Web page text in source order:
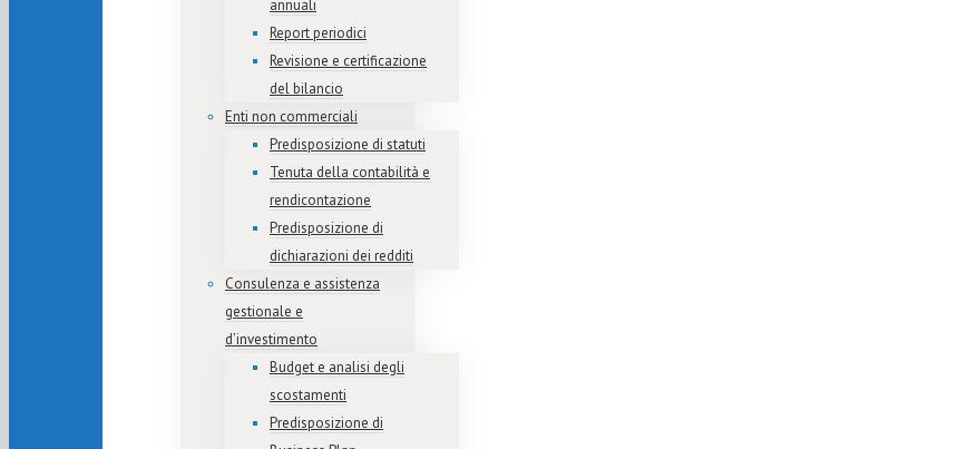
annuali
Report periodici
Revisione e certificazione
del bilancio
Enti non commerciali
Predisposizione di statuti
Tenuta della contabilità e
rendicontazione
Predisposizione di
dichiarazioni dei redditi
Consulenza e assistenza
gestionale e
d’investimento
Budget e analisi degli
scostamenti
Predisposizione di